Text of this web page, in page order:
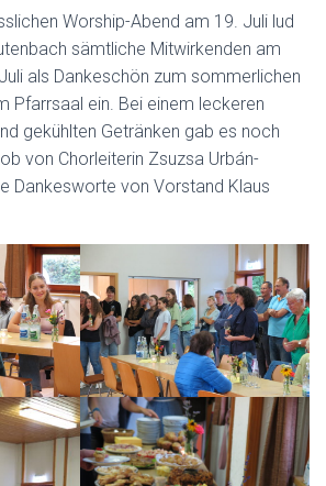
A
L
E
Worship-Abend am 19. Juli lud
sämtliche Mitwirkenden am
als Dankeschön zum sommerlichen
Pfarrsaal ein. Bei einem leckeren
gekühlten Getränken gab es noch
von Chorleiterin Zsuzsa Urbán-
Dankesworte von Vorstand Klaus